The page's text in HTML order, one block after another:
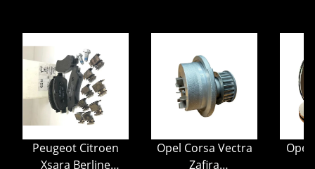
Peugeot Citroen
Xsara Berline
Opel Corsa Vectra
Zafira
Opel